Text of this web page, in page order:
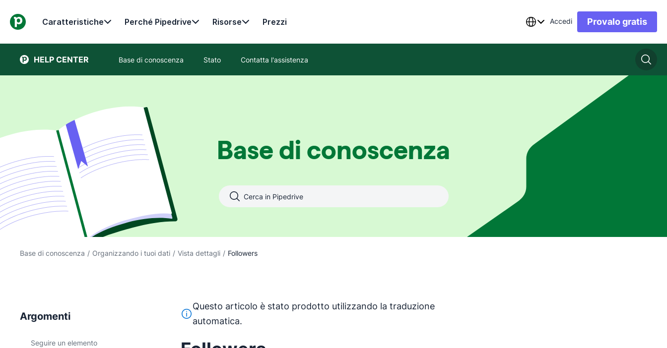
Caratteristiche Perché Pipedrive Risorse Prezzi Accedi Provalo gratis
HELP CENTER Base di conoscenza Stato Contatta l'assistenza
Base di conoscenza
Base di conoscenza / Organizzando i tuoi dati / Vista dettagli / Followers
Argomenti
Seguire un elemento
Questo testo è stato tradotto dall'inglese utilizzando uno strumento di traduzione automatica e non è stato letto da un
Questo articolo è stato prodotto utilizzando la traduzione
automatica.